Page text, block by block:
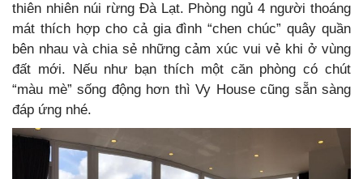
thiên nhiên núi rừng Đà Lạt. Phòng ngủ 4 người thoáng
mát thích hợp cho cả gia đình “chen chúc” quây quần
bên nhau và chia sẻ những cảm xúc vui vẻ khi ở vùng
đất mới. Nếu như bạn thích một căn phòng có chút
“màu mè” sống động hơn thì Vy House cũng sẵn sàng
đáp ứng nhé.